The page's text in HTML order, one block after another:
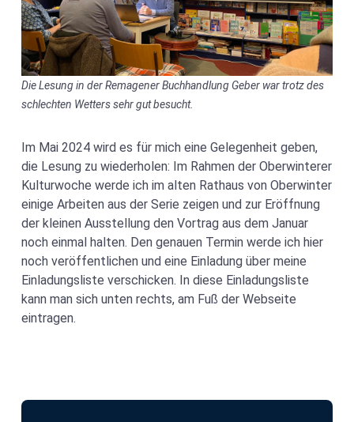
Die Lesung in der Remagener Buchhandlung Geber war trotz des
schlechten Wetters sehr gut besucht.
Im Mai 2024 wird es für mich eine Gelegenheit geben,
die Lesung zu wiederholen: Im Rahmen der Oberwinterer
Kulturwoche werde ich im alten Rathaus von Oberwinter
einige Arbeiten aus der Serie zeigen und zur Eröffnung
der kleinen Ausstellung den Vortrag aus dem Januar
noch einmal halten. Den genauen Termin werde ich hier
noch veröffentlichen und eine Einladung über meine
Einladungsliste verschicken. In diese Einladungsliste
kann man sich unten rechts, am Fuß der Webseite
eintragen.